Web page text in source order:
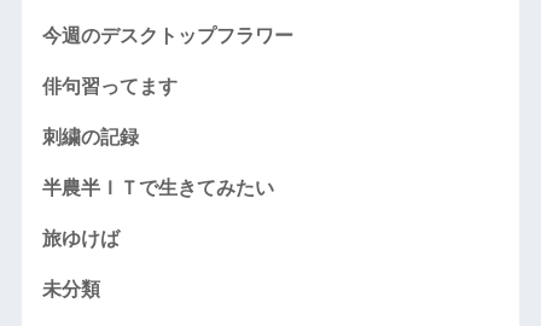
今週のデスクトップフラワー
俳句習ってます
刺繍の記録
半農半ＩＴで生きてみたい
旅ゆけば
未分類